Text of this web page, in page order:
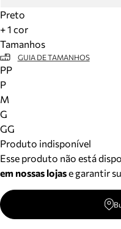
Preto
+ 1 cor
Tamanhos
GUIA DE TAMANHOS
PP
P
M
G
GG
Produto indisponível
Esse produto não está
em nossas lojase garantir